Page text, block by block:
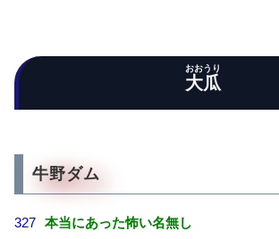
大瓜
おおうり
牛野ダム
327 本当にあった怖い名無し